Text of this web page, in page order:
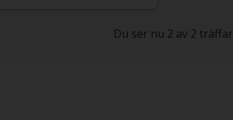
Du ser nu 2 av 2 träffar